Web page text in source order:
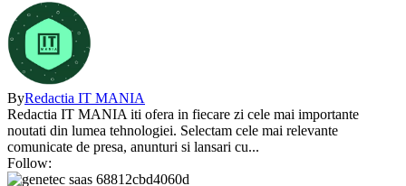
ByRedactia IT MANIA
Redactia IT MANIA iti ofera in fiecare zi cele mai importante
noutati din lumea tehnologiei. Selectam cele mai relevante
comunicate de presa, anunturi si lansari cu...
Follow: